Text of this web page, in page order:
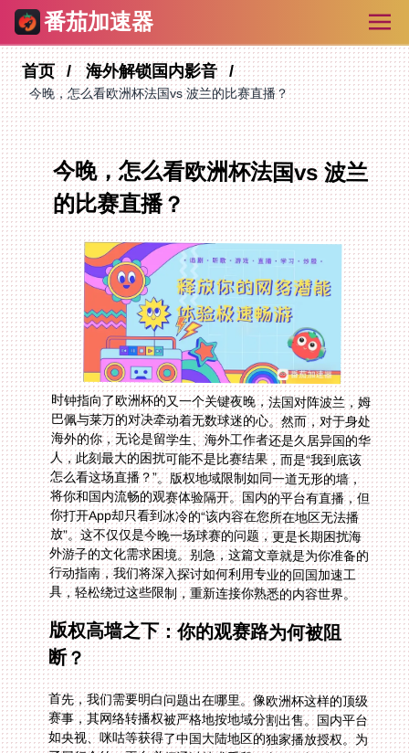
番茄加速器
首页 海外解锁国内影音
今晚，怎么看欧洲杯法国vs 波兰的比赛直播？
今晚，怎么看欧洲杯法国vs 波兰
的比赛直播？
时钟指向了欧洲杯的又一个关键夜晚，法国对阵波兰，姆
巴佩与莱万的对决牵动着无数球迷的心。然而，对于身处
海外的你，无论是留学生、海外工作者还是久居异国的华
人，此刻最大的困扰可能不是比赛结果，而是“我到底该
怎么看这场直播？”。版权地域限制如同一道无形的墙，
将你和国内流畅的观赛体验隔开。国内的平台有直播，但
你打开App却只看到冰冷的“该内容在您所在地区无法播
放”。这不仅仅是今晚一场球赛的问题，更是长期困扰海
外游子的文化需求困境。别急，这篇文章就是为你准备的
行动指南，我们将深入探讨如何利用专业的回国加速工
具，轻松绕过这些限制，重新连接你熟悉的内容世界。
版权高墙之下：你的观赛路为何被阻
断？
首先，我们需要明白问题出在哪里。像欧洲杯这样的顶级
赛事，其网络转播权被严格地按地域分割出售。国内平台
如央视、咪咕等获得了中国大陆地区的独家播放授权。为
了履行合约，平台必须通过技术手段（主要是检测IP地
址）阻止海外用户访问。这就是你遇到的“app地区限制怎
么办”的核心原因。同样的情况也广泛存在于日常的影音
娱乐中，比如“b站版权和内容授权限制”就让你无法在海
外畅享B站上丰富的影视剧、纪录片和UP主原创内容。这
种因地理位置而生的信息鸿沟，让海外生活多了一丝不便